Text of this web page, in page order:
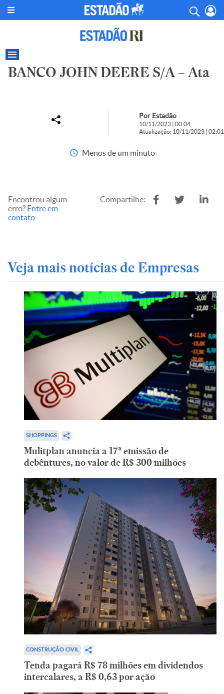
BANCO JOHN DEERE S/A – Ata
Por Estadão
10/11/2023 | 00:04
Atualização: 10/11/2023 | 02:01
Menos de um minuto
Encontrou algum
erro? Entre em
contato
Compartilhe:
Veja mais notícias de Empresas
SHOPPINGS
Mulitplan anuncia a 17ª emissão de
debêntures, no valor de R$ 300 milhões
CONSTRUÇÃO CIVIL
Tenda pagará R$ 78 milhões em dividendos
intercalares, a R$ 0,63 por ação